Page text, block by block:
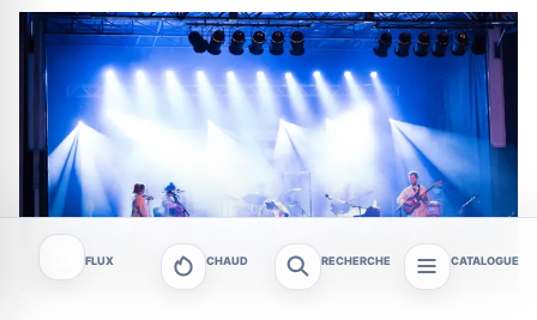
FLUX CHAUD RECHERCHE CATALOGUE